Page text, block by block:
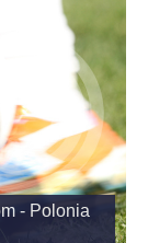
- Polonia